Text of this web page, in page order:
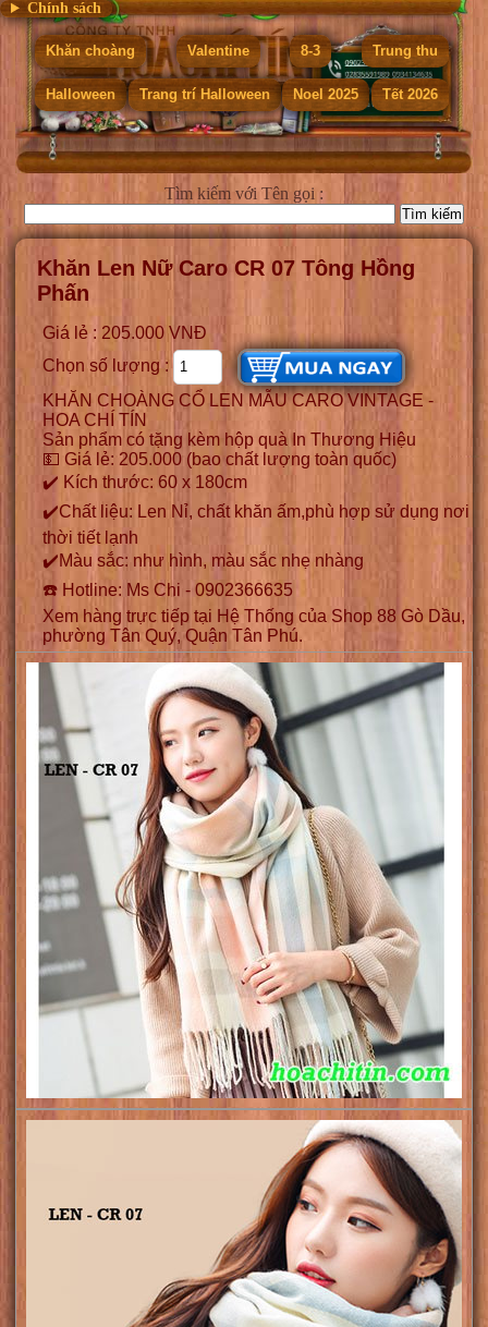
Chính sách
Khăn choàng Valentine 8-3 Trung thu
Halloween Trang trí Halloween Noel 2025 Tết 2026
Tìm kiếm với Tên gọi :
Khăn Len Nữ Caro CR 07 Tông Hồng
Phấn
Giá lẻ : 205.000 VNĐ
Chọn số lượng :
KHĂN CHOÀNG CỔ LEN MẪU CARO VINTAGE -
HOA CHÍ TÍN
Sản phẩm có tặng kèm hộp quà In Thương Hiệu
💵 Giá lẻ: 205.000 (bao chất lượng toàn quốc)
✔️ Kích thước: 60 x 180cm
✔️Chất liệu: Len Nỉ, chất khăn ấm,phù hợp sử dụng nơi
thời tiết lạnh
✔️Màu sắc: như hình, màu sắc nhẹ nhàng
☎️ Hotline: Ms Chi - 0902366635
Xem hàng trực tiếp tại Hệ Thống của Shop 88 Gò Dầu,
phường Tân Quý, Quận Tân Phú.